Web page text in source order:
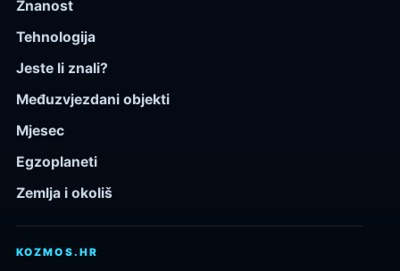
Znanost
Tehnologija
Jeste li znali?
Međuzvjezdani objekti
Mjesec
Egzoplaneti
Zemlja i okoliš
KOZMOS.HR